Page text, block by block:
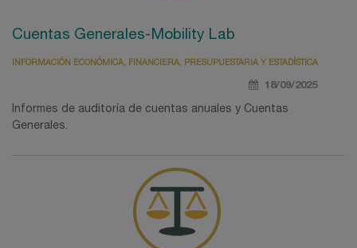
Cuentas Generales-Mobility Lab
INFORMACIÓN ECONÓMICA, FINANCIERA, PRESUPUESTARIA Y ESTADÍSTICA
18/09/2025
Informes de auditoría de cuentas anuales y Cuentas
Generales.